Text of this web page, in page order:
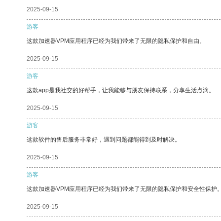
2025-09-15
游客
这款加速器VPM应用程序已经为我们带来了无限的隐私保护和自由。
2025-09-15
游客
这款app是我社交的好帮手，让我能够与朋友保持联系，分享生活点滴。
2025-09-15
游客
这款软件的售后服务非常好，遇到问题都能得到及时解决。
2025-09-15
游客
这款加速器VPM应用程序已经为我们带来了无限的隐私保护和安全性保护
2025-09-15